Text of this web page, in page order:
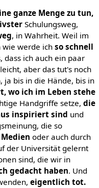
ganze Menge zu tun,
Schulungsweg,
, in Wahrheit. Weil im
wie werde ichso schnell
dass ich auch ein paar
aber das tut's noch
ja bis in die Hände, bis in
wo ich im Leben stehe
Handgriffe setze, die
inspiriert sind und
die so
oder auch durch
der Universität gelernt
sind, die wir in
gedacht haben. Und
eigentlich tot.